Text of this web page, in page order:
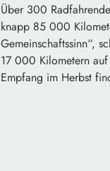
Über 300
knapp 85 000
Gemeinschaftssinn“,
17 000 Kilometern
Empfang im Herbst